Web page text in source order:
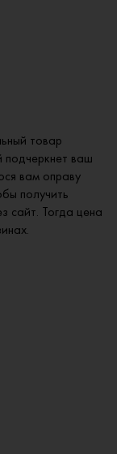
товар
ваш
вам оправу
получить
сайт. Тогда цена